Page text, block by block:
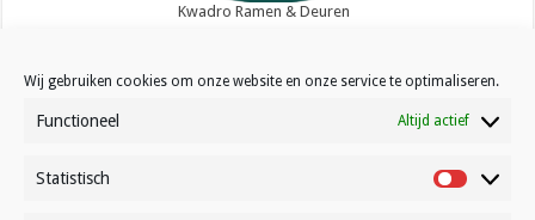
Wij gebruiken cookies om onze website en onze service te optimaliseren.
Functioneel Altijd actief
Statistisch Statistisch
Kwadro Ramen & Deuren
Contact